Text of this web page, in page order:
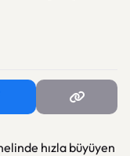
hızla büyüyen